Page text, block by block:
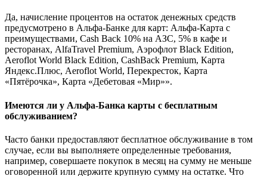
Да, начисление процентов на остаток денежных средств
предусмотрено в Альфа-Банке для карт: Альфа-Карта с
преимуществами, Cash Back 10% на АЗС, 5% в кафе и
ресторанах, AlfaTravel Premium, Аэрофлот Black Edition,
Aeroflot World Black Edition, CashBack Premium, Карта
Яндекс.Плюс, Aeroflot World, Перекресток, Карта
«Пятёрочка», Карта «Дебетовая «Мир»».
Имеются ли у Альфа-Банка карты с бесплатным
обслуживанием?
Часто банки предоставляют бесплатное обслуживание в том
случае, если вы выполняете определенные требования,
например, совершаете покупок в месяц на сумму не меньше
оговоренной или держите крупную сумму на остатке. Что